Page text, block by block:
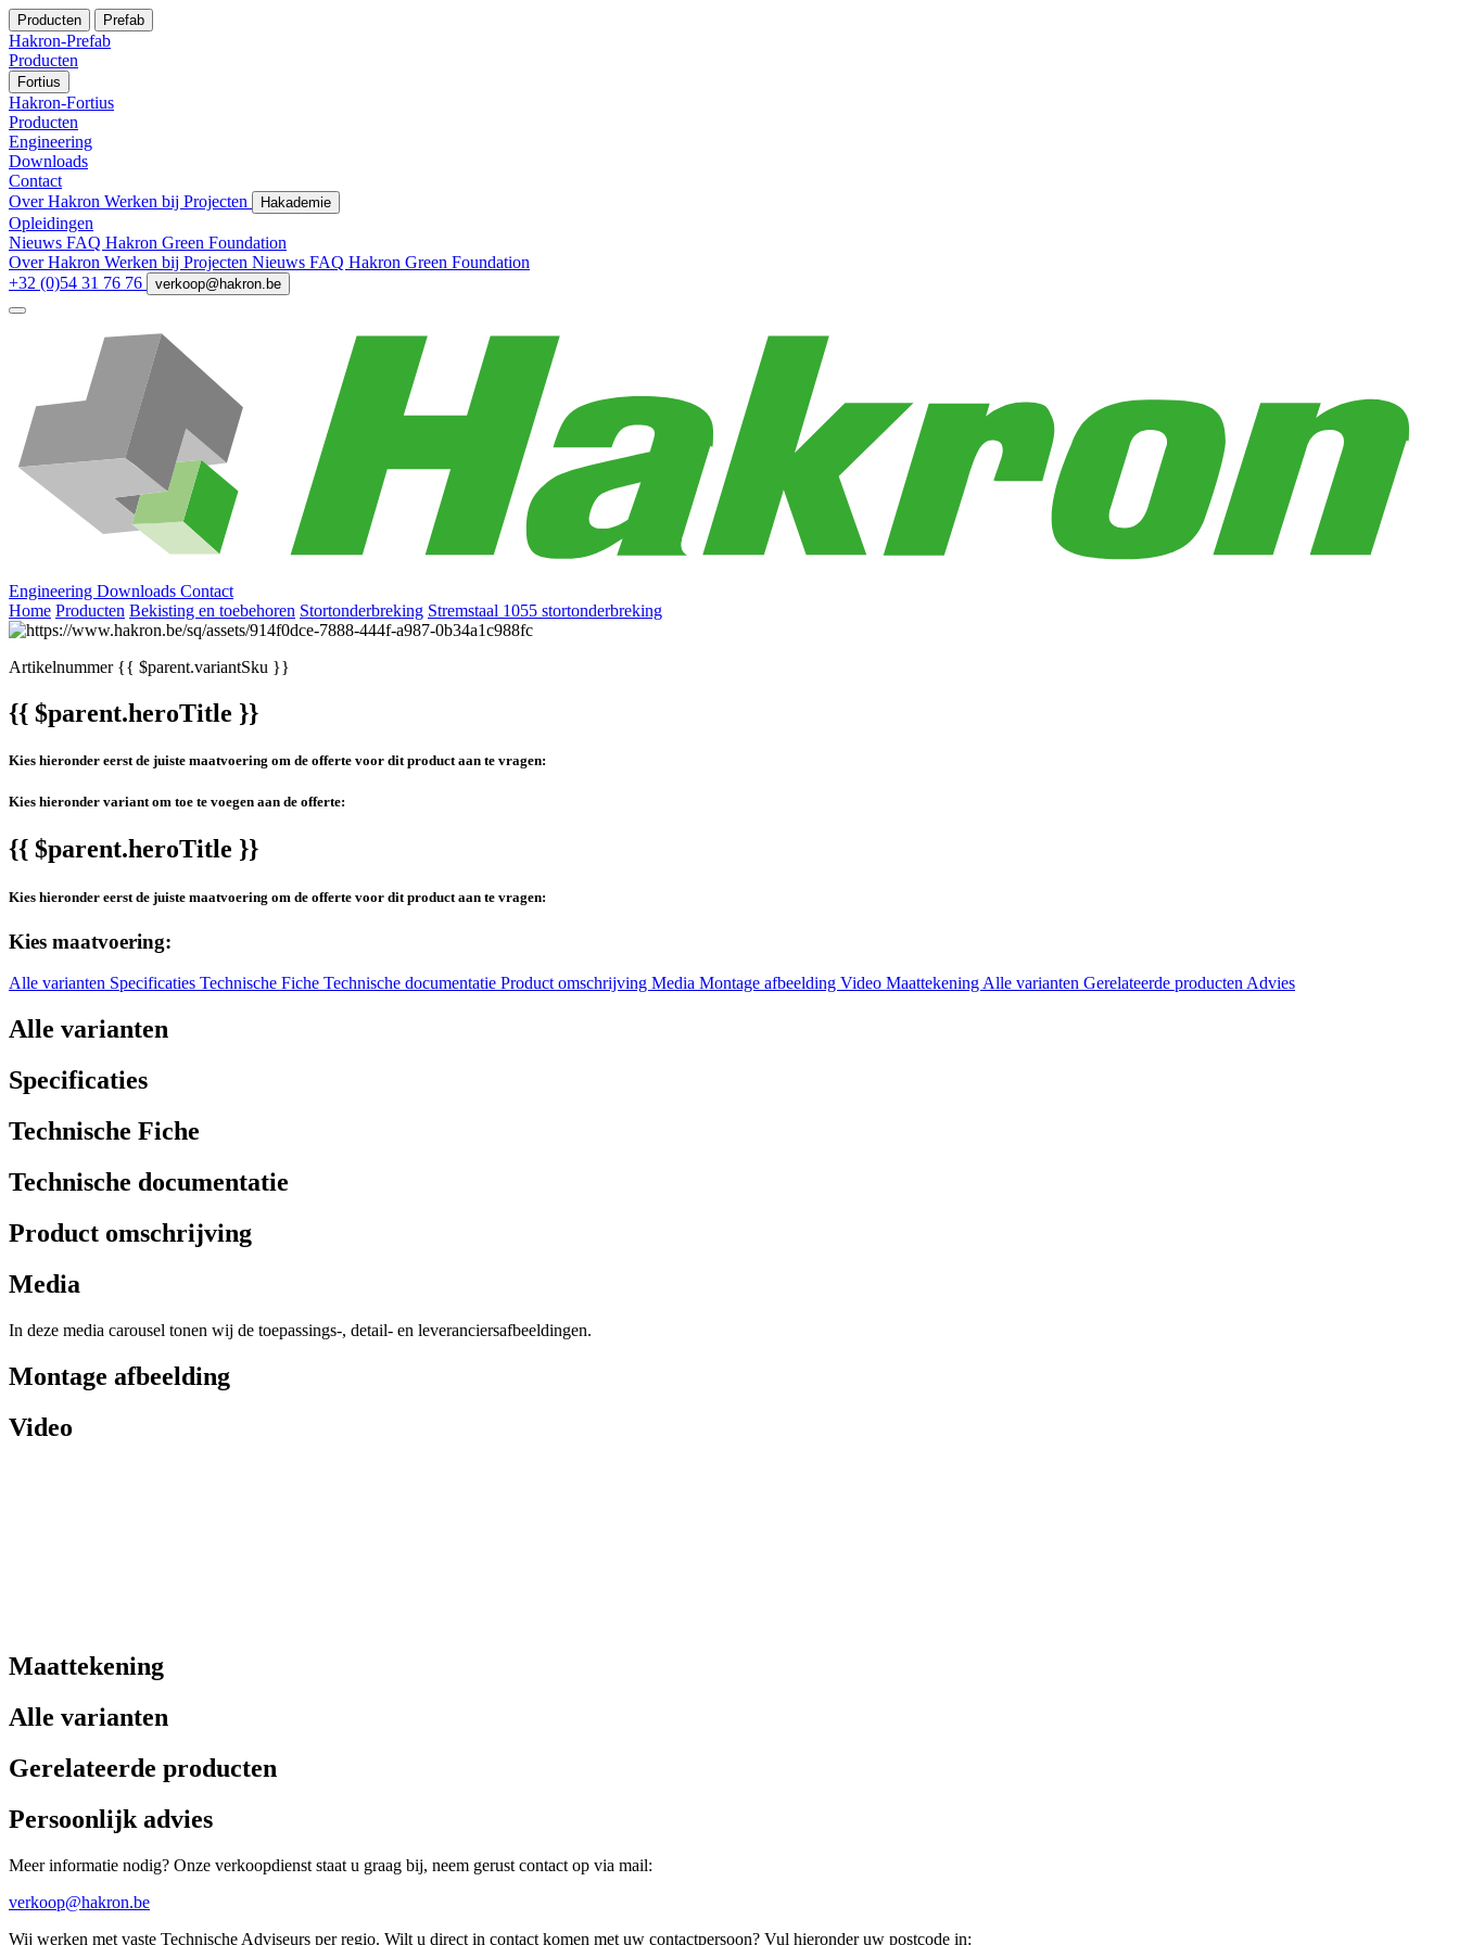
Producten Prefab
Hakron-Prefab
Producten
Fortius
Hakron-Fortius
Producten
Engineering
Downloads
Contact
Over Hakron Werken bij Projecten Hakademie
Opleidingen
Nieuws FAQ Hakron Green Foundation
Over Hakron Werken bij Projecten Nieuws FAQ Hakron Green Foundation
+32 (0)54 31 76 76
verkoop@hakron.be
Engineering Downloads Contact
Home Producten Bekisting en toebehoren Stortonderbreking Stremstaal 1055 stortonderbreking
Artikelnummer{{ $parent.variantSku }}
{{ $parent.heroTitle }}
Kies hieronder eerst de juiste maatvoering om de offerte voor dit product aan te vragen:
Kies hieronder variant om toe te voegen aan de offerte:
{{ $parent.heroTitle }}
Kies hieronder eerst de juiste maatvoering om de offerte voor dit product aan te vragen:
Kies maatvoering:
Alle varianten Specificaties Technische Fiche Technische documentatie Product omschrijving Media Montage afbeelding Video MaattekeningAlle varianten Gerelateerde productenAdvies
Alle varianten
Specificaties
Technische Fiche
Technische documentatie
Product omschrijving
Media
In deze media carousel tonen wij de toepassings-, detail- en leveranciersafbeeldingen.
Montage afbeelding
Video
Maattekening
Alle varianten
Gerelateerde producten
Persoonlijk advies
Meer informatie nodig? Onze verkoopdienst staat u graag bij, neem gerust contact op via mail:
verkoop@hakron.be
Wij werken met vaste Technische Adviseurs per regio. Wilt u direct in contact komen met uw contactpersoon? Vul hieronder uw postcode in: